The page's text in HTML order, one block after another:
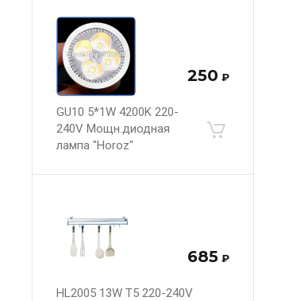
250 ₽
GU10 5*1W 4200K 220-
240V Мощн.диодная
лампа "Horoz"
685 ₽
HL2005 13W T5 220-240V